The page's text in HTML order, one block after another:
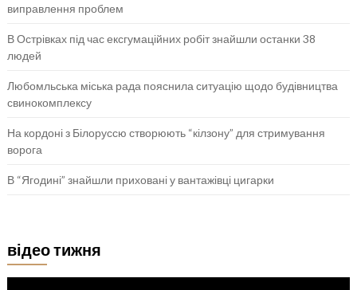
виправлення проблем
В Острівках під час ексгумаційних робіт знайшли останки 38
людей
Любомльська міська рада пояснила ситуацію щодо будівництва
свинокомплексу
На кордоні з Білоруссю створюють “кілзону” для стримування
ворога
В “Ягодині” знайшли приховані у вантажівці цигарки
відео тижня